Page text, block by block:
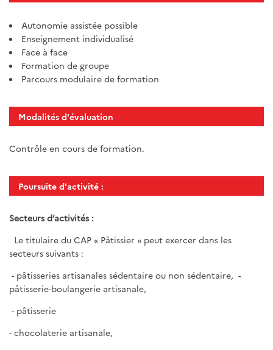
Autonomie assistée possible
Enseignement individualisé
Face à face
Formation de groupe
Parcours modulaire de formation
Modalités d'évaluation
Contrôle en cours de formation.
Poursuite d'activité :
Secteurs d’activités :
Le titulaire du CAP « Pâtissier » peut exercer dans les
secteurs suivants :
- pâtisseries artisanales sédentaire ou non sédentaire, -
pâtisserie-boulangerie artisanale,
- pâtisserie
- chocolaterie artisanale,